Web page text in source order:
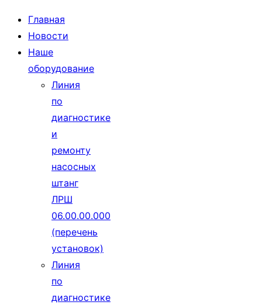
Главная
Новости
Наше
оборудование
Линия
по
диагностике
и
ремонту
насосных
штанг
ЛРШ
06.00.00.000
(перечень
установок)
Линия
по
диагностике